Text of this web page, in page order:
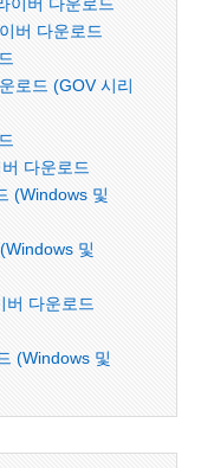
버 다운로드
로드 (GOV 시리
다운로드
(Windows 및
및
버 다운로드
(Windows 및